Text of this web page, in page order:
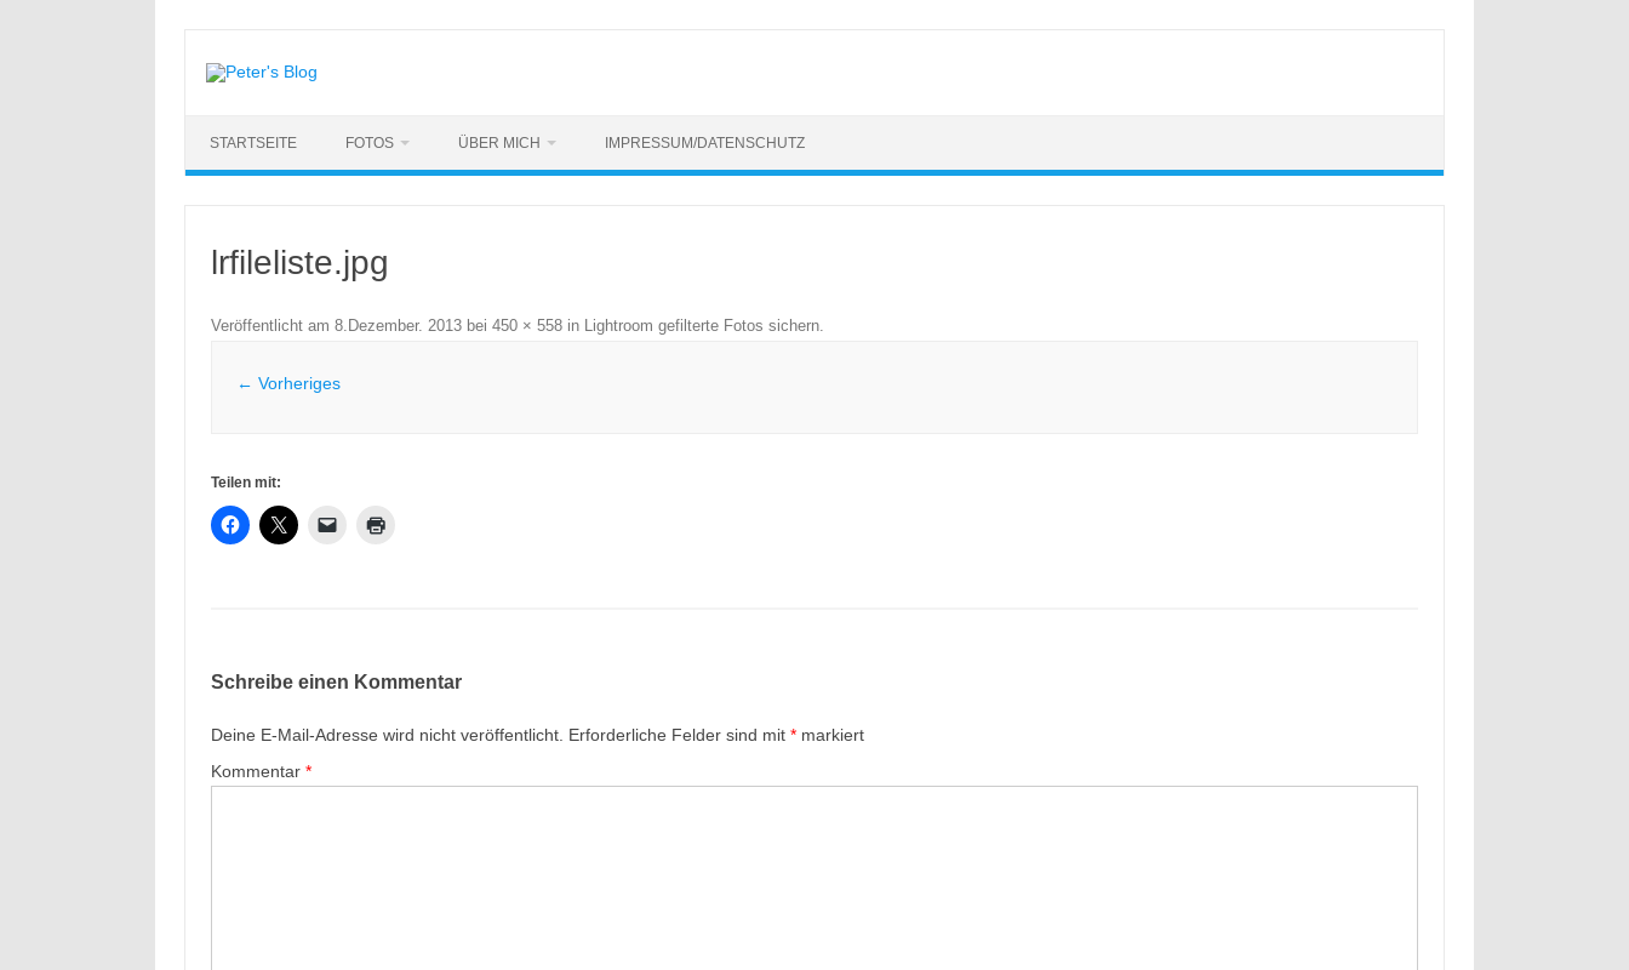
springen
STARTSEITE FOTOS ÜBER MICH IMPRESSUM/DATENSCHUTZ
lrfileliste.jpg
Veröffentlicht am 8.Dezember. 2013bei 450 × 558in Lightroom gefilterte Fotos sichern.
← Vorheriges
Teilen mit:
Schreibe einen Kommentar
Deine E-Mail-Adresse wird nicht veröffentlicht. Erforderliche Felder sind mit *markiert
Kommentar *